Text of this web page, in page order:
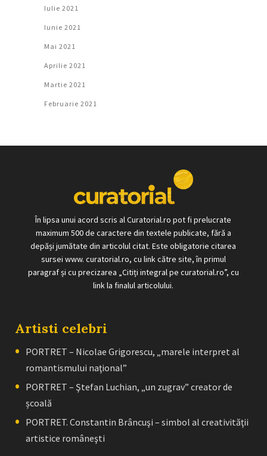
Iulie 2021
Iunie 2021
Mai 2021
Aprilie 2021
Martie 2021
Februarie 2021
În lipsa unui acord scris al Curatorial.ro pot fi prelucrate
maximum 500 de caractere din textele publicate, fără a
depăși jumătate din articolul citat. Este obligatorie citarea
sursei www. curatorial.ro, cu link către site, în primul
paragraf și cu precizarea „Citiți integral pe curatorial.ro”, cu
link la finalul articolului.
Artisti celebri
PORTRET – Nicolae Grigorescu, „marele interpret al
romantismului naţional”
PORTRET – Ştefan Luchian, „un zugrav” creator de
școală
PORTRET. Constantin Brâncuşi – simbol al creativităţii
artistice româneşti